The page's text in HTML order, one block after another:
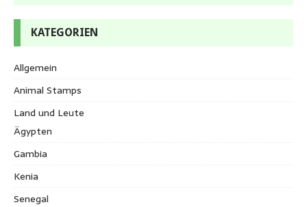
KATEGORIEN
Allgemein
Animal Stamps
Land und Leute
Ägypten
Gambia
Kenia
Senegal